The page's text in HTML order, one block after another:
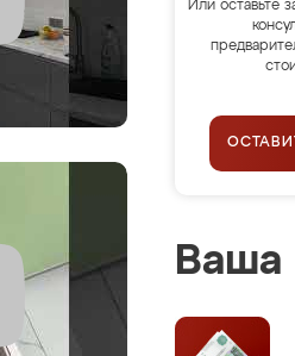
Или оставьте
Ваша